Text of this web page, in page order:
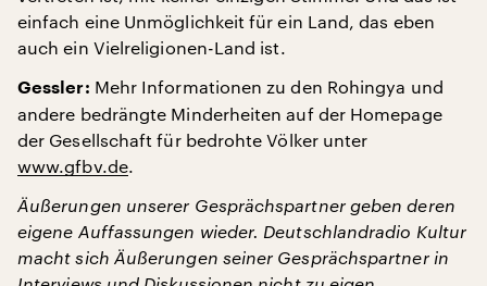
einfach eine Unmöglichkeit für ein Land, das eben
auch ein Vielreligionen-Land ist.
Gessler: Mehr Informationen zu den Rohingya und
andere bedrängte Minderheiten auf der Homepage
der Gesellschaft für bedrohte Völker unter
www.gfbv.de.
Äußerungen unserer Gesprächspartner geben deren
eigene Auffassungen wieder. Deutschlandradio Kultur
macht sich Äußerungen seiner Gesprächspartner in